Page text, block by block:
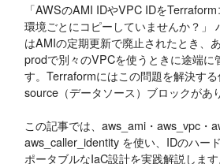
「AWSのAMI IDやVPC IDをTerraform
環境ごとにコピーしていませんか？」
はAMIの定期更新で廃止されたとき、
prodで別々のVPCを使うときに途端に
す。Terraformにはこの問題を解決す
source（データソース）ブロックがあ
この記事では、aws_ami・aws_vpc・
aws_caller_identity を使い、IDのハー
ポータブルなIaC設計を実践解説しま